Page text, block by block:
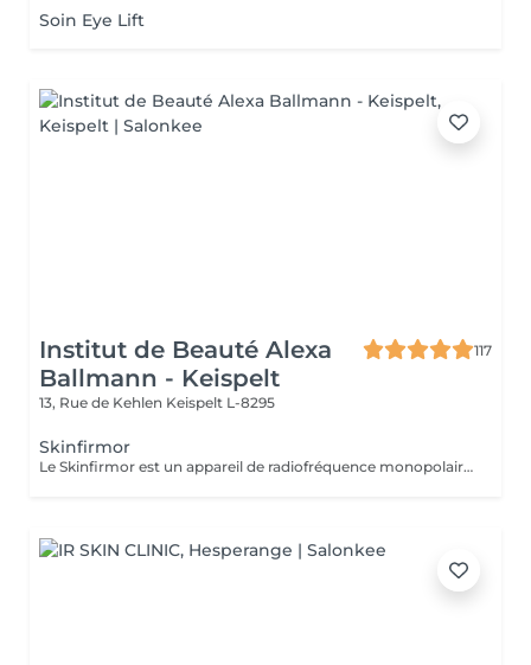
Soin Eye Lift
Institut de Beauté Alexa
Ballmann - Keispelt
117
13, Rue de Kehlen Keispelt L-8295
Skinfirmor
Le Skinfirmor est un appareil de radiofréquence monopolaire qui travail sur des rides locaux comme les yeux, la bouche et le frong